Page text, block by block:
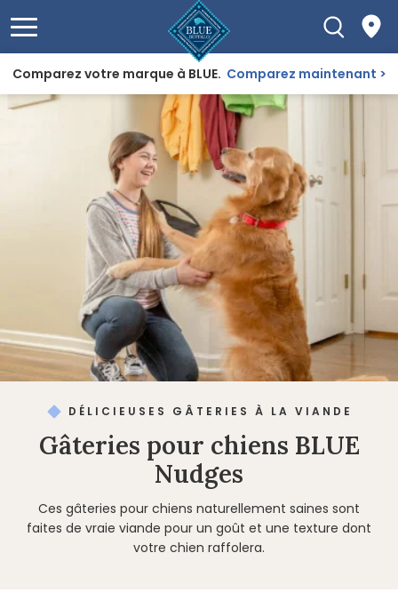
Comparez votre marque à BLUE. Comparez maintenant
DÉLICIEUSES GÂTERIES À LA VIANDE
Gâteries pour chiens BLUE
Nudges
Ces gâteries pour chiens naturellement saines sont
faites de vraie viande pour un goût et une texture dont
votre chien raffolera.